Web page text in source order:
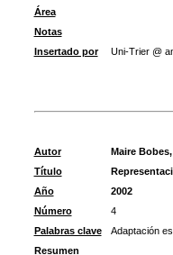
Área
Notas
Insertado por
Uni-Trier @
Autor
Maire
Título
Año
2002
Número
4
Palabras clave
Adaptación
Resumen